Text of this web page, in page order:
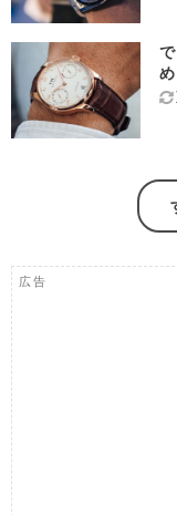
広告